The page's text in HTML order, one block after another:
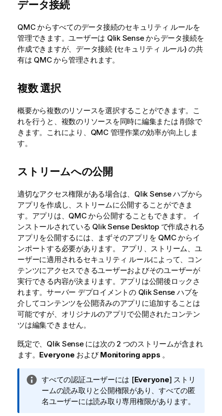
データ接続
QMCからすべてのデータ接続のセキュリティ ルールを
管理できます。ユーザーは Qlik Senseからデータ接続を
作成できますが、データ接続 (セキュリティ ルール) の共
有は QMCから管理されます。
複数 選択
概要から複数のリソースを選択することができます。こ
れを行うと、複数のリソースを同時に編集または 削除で
きます。これにより、 QMC管理作業の効率が向上しま
す。
ストリームへの公開
適切なアクセス権限がある場合は、 Qlik Senseハブから
アプリを作成し、ストリームに公開することができま
す。アプリは、 QMCから公開することもできます。 イ
ンストールされている Qlik Sense Desktopで作成される
アプリを公開するには、まずそのアプリを QMCからイ
ンポートする必要があります。 アプリ、ストリーム、ユ
ーザーに適用されるセキュリティ ルールによって、コン
テンツにアクセスできるユーザーおよびそのユーザーが
実行できる内容が決まります。アプリは公開後ロックさ
れます。サーバー デプロイメントの Qlik Sense ハブを
介してコンテンツを公開済みのアプリに追加することは
可能ですが、オリジナルのアプリで公開されたコンテン
ツは編集できません。
既定で、 Qlik Senseには次の 2 つのストリームが含まれ
ます。 Everyone およびMonitoring apps 。
情
報
メ
すべての認証ユーザーには [Everyone] ストリ
ームの読み取りと公開権限があり、すべての匿
名ユーザーには読み取り専用権限があります。